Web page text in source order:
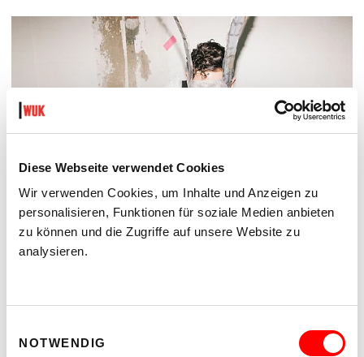
Diese Webseite verwendet Cookies
Wir verwenden Cookies, um Inhalte und Anzeigen zu
personalisieren, Funktionen für soziale Medien anbieten
zu können und die Zugriffe auf unsere Website zu
analysieren.
NOTWENDIG
Di 11.8.2026
Hof